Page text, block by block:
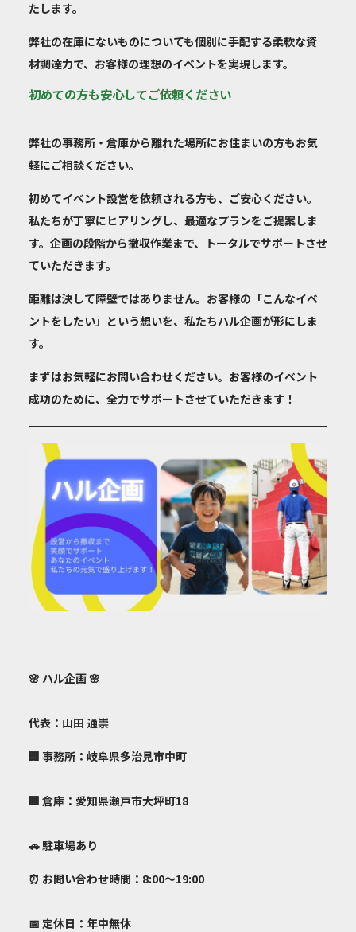
たします。
弊社の在庫にないものについても個別に手配する柔軟な資
材調達力で、お客様の理想のイベントを実現します。
初めての方も安心してご依頼ください
弊社の事務所・倉庫から離れた場所にお住まいの方もお気
軽にご相談ください。
初めてイベント設営を依頼される方も、ご安心ください。
私たちが丁寧にヒアリングし、最適なプランをご提案しま
す。企画の段階から撤収作業まで、トータルでサポートさせ
ていただきます。
距離は決して障壁ではありません。お客様の「こんなイベ
ントをしたい」という想いを、私たちハル企画が形にしま
す。
まずはお気軽にお問い合わせください。お客様のイベント
成功のために、全力でサポートさせていただきます！
───────────────────
🌸 ハル企画🌸
代表：山田 通崇
🏢 事務所：岐阜県多治見市中町
🏢 倉庫：愛知県瀬戸市大坪町18
🚗 駐車場あり
⏰ お問い合わせ時間：8:00～19:00
📅 定休日：年中無休